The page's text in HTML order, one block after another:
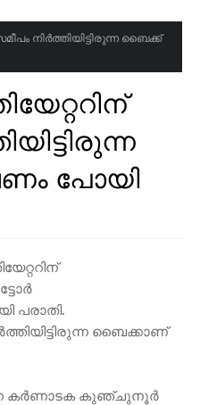
നിർത്തിയിട്ടിരുന്ന ബൈക്ക്
പോയി
പരാതി.
ബൈക്കാണ്
കർണാടക കുഞ്ചുനൂർ